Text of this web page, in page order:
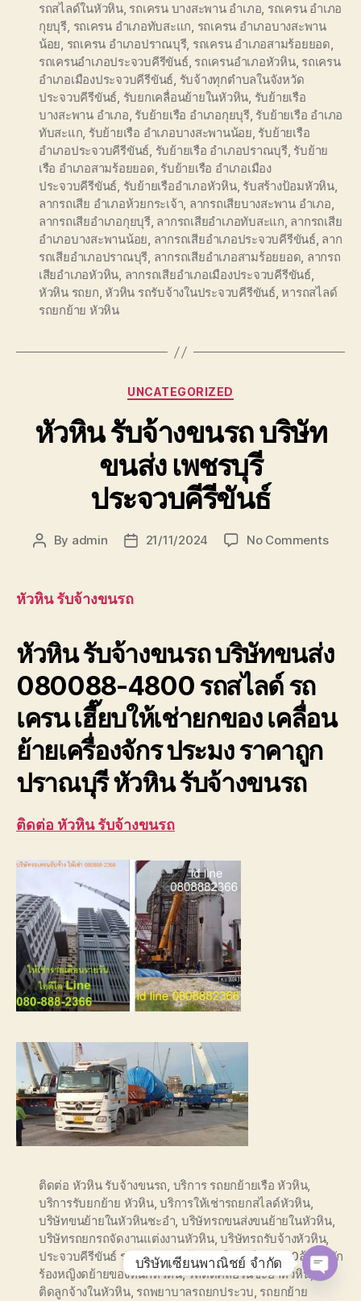
รถสไลด์ในหัวหิน, รถเครน บางสะพาน อำเภอ, รถเครน อำเภอ
กุยบุรี, รถเครน อำเภอทับสะแก, รถเครน อำเภอบางสะพาน
น้อย, รถเครน อำเภอปราณบุรี, รถเครน อำเภอสามร้อยยอด,
รถเครนอำเภอประจวบคีรีขันธ์, รถเครนอำเภอหัวหิน, รถเครน
อำเภอเมืองประจวบคีรีขันธ์, รับจ้างทุกตำบลในจังหวัด
ประจวบคีรีขันธ์, รับยกเคลื่อนย้ายในหัวหิน, รับย้ายเรือ
บางสะพาน อำเภอ, รับย้ายเรือ อำเภอกุยบุรี, รับย้ายเรือ อำเภอ
ทับสะแก, รับย้ายเรือ อำเภอบางสะพานน้อย, รับย้ายเรือ
อำเภอประจวบคีรีขันธ์, รับย้ายเรือ อำเภอปราณบุรี, รับย้าย
เรือ อำเภอสามร้อยยอด, รับย้ายเรือ อำเภอเมือง
ประจวบคีรีขันธ์, รับย้ายเรืออำเภอหัวหิน, รับสร้างป้อมหัวหิน,
ลากรถเสีย อำเภอห้วยกระเจ้า, ลากรถเสียบางสะพาน อำเภอ,
ลากรถเสียอำเภอกุยบุรี, ลากรถเสียอำเภอทับสะแก, ลากรถเสีย
อำเภอบางสะพานน้อย, ลากรถเสียอำเภอประจวบคีรีขันธ์, ลาก
รถเสียอำเภอปราณบุรี, ลากรถเสียอำเภอสามร้อยยอด, ลากรถ
เสียอำเภอหัวหิน, ลากรถเสียอำเภอเมืองประจวบคีรีขันธ์,
หัวหิน รถยก,หัวหิน รถรับจ้างในประจวบคีรีขันธ์,หารถสไลด์
รถยกย้าย หัวหิน
Categories
UNCATEGORIZED
หัวหิน รับจ้างขนรถ บริษัท
ขนส่ง เพชรบุรี
ประจวบคีรีขันธ์
Post
By admin
Post21/11/2024 No Commentson
เพชร
ประจ
หัวหิน รับจ้างขนรถ
หัวหิน รับจ้างขนรถ บริษัทขนส่ง
080088-4800 รถสไลด์ รถ
เครน เฮี๊ยบให้เช่ายกของ เคลื่อน
ย้ายเครื่องจักร ประมง ราคาถูก
ปราณบุรี หัวหิน รับจ้างขนรถ
ติดต่อ หัวหิน รับจ้างขนรถ
ติดต่อ หัวหิน รับจ้างขนรถ, บริการ รถยกย้ายเรือ หัวหิน,
บริการรับยกย้าย หัวหิน,บริการให้เช่ารถยกสไลด์หัวหิน,
บริษัทขนย้ายในหัวหินชะอำ, บริษัทรถขนส่งขนย้ายในหัวหิน,
บริษัทรถยกรถจัดงานแต่งงานหัวหิน,บริษัทรถรับจ้างหัวหิน,
ประจวบคีรีขันธ์ รถลากจูง, ยกย้าย รถในหัวหิน ,รถ10ล้อติดนัก
ร้องหญิงดย้ายของหนักหัวหิน,รถติดคลอรีนชะอำหัวหิน,รถ
ติดลูกจ้างในหัวหิน, รถพยาบาลรถยกประวบ, รถยกย้าย
บริษัทเซียนพาณิชย์ จำกัด